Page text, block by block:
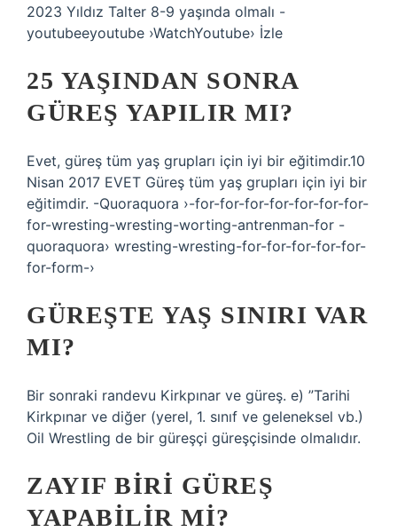
2023 Yıldız Talter 8-9 yaşında olmalı -
youtubeeyoutube ›WatchYoutube› İzle
25 YAŞINDAN SONRA
GÜREŞ YAPILIR MI?
Evet, güreş tüm yaş grupları için iyi bir eğitimdir.10
Nisan 2017 EVET Güreş tüm yaş grupları için iyi bir
eğitimdir. -Quoraquora ›-for-for-for-for-for-for-for-
for-wresting-wresting-worting-antrenman-for -
quoraquora› wresting-wresting-for-for-for-for-for-
for-form-›
GÜREŞTE YAŞ SINIRI VAR
MI?
Bir sonraki randevu Kirkpınar ve güreş. e) ”Tarihi
Kirkpınar ve diğer (yerel, 1. sınıf ve geleneksel vb.)
Oil Wrestling de bir güreşçi güreşçisinde olmalıdır.
ZAYIF BIRI GÜREŞ
YAPABILIR MI?